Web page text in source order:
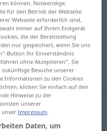
;Notunterkünfte>
anklicken/antippen)
können. Notwendige,
für den Betrieb der Webseite
Webseite erforderlich sind,
immer auf Ihrem Endgerät
die der Bereitstellung
nur gespeichert, wenn Sie uns
Button Ihr Einverständnis
ohne Akzeptieren“. Sie
Besuche unserer
Informationen zu den Cookies
klicken Sie einfach auf den
Hinweise zu der
unserer
unserImpressum.
Daten, um